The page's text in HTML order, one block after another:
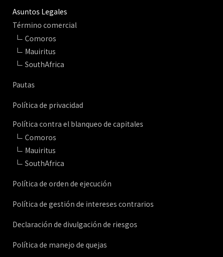
Asuntos Legales
Término comercial
Comoros
Mauiritus
SouthAfrica
Pautas
Política de privacidad
Política contra el blanqueo de capitales
Comoros
Mauiritus
SouthAfrica
Política de orden de ejecución
Política de gestión de intereses contrarios
Declaración de divulgación de riesgos
Política de manejo de quejas